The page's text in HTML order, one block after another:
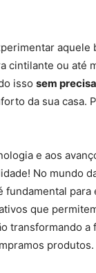
aquele
cintilante ou até
isso sem
da sua casa.
e aos
No mundo
fundamental para
que
transformando a
produtos.